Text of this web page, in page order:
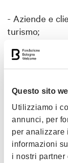
Questo sito
Utilizziamo i
annunci, per
per analizzare
informazioni
i nostri
- Aziende e
turismo;
- Enti pubblici
Bologna,
-Modifiche,
ferroviari e
- Richieste di